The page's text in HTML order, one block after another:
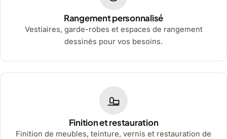
Rangement personnalisé
Vestiaires, garde-robes et espaces de rangement
dessinés pour vos besoins.
Finition et restauration
Finition de meubles, teinture, vernis et restauration de